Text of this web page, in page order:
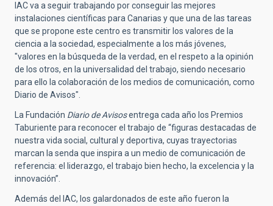
IAC va a seguir trabajando por conseguir las mejores
instalaciones científicas para Canarias y que una de las tareas
que se propone este centro es transmitir los valores de la
ciencia a la sociedad, especialmente a los más jóvenes,
"valores en la búsqueda de la verdad, en el respeto a la opinión
de los otros, en la universalidad del trabajo, siendo necesario
para ello la colaboración de los medios de comunicación, como
Diario de Avisos".
La Fundación Diario de Avisosentrega cada año los Premios
Taburiente para reconocer el trabajo de “figuras destacadas de
nuestra vida social, cultural y deportiva, cuyas trayectorias
marcan la senda que inspira a un medio de comunicación de
referencia: el liderazgo, el trabajo bien hecho, la excelencia y la
innovación”.
Además del IAC, los galardonados de este año fueron la